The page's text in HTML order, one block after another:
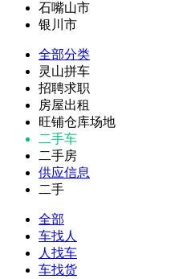
石嘴山市
银川市
全部分类
灵山拼车
招聘求职
房屋出租
旺铺仓库场地
二手车
二手房
供应信息
二手
全部
车找人
人找车
车找货